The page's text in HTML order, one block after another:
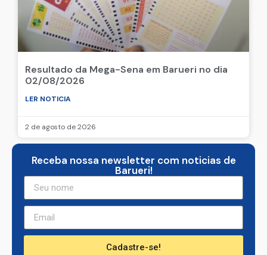
Resultado da Mega-Sena em Barueri no dia
02/08/2026
LER NOTICIA
2 de agosto de 2026
Receba nossa newsletter com noticias de
Barueri!
Cadastre-se!